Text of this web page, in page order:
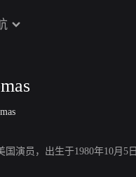
国演员，出生于1980年10月5